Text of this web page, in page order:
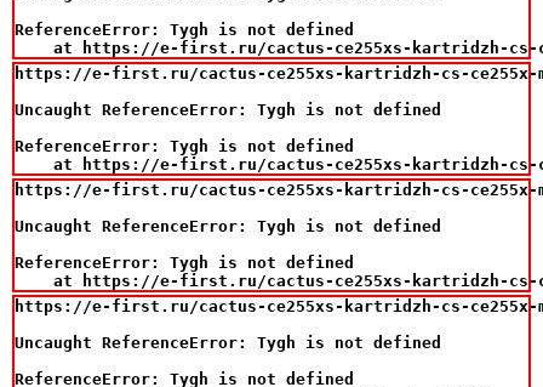
ReferenceError: Tygh is not defined
at https://e-first.ru/cactus-ce255xs-kartridzh-
https://e-first.ru/cactus-ce255xs-kartridzh-cs-ce255x-
Uncaught ReferenceError: Tygh is not defined
ReferenceError: Tygh is not defined
at https://e-first.ru/cactus-ce255xs-kartridzh-
https://e-first.ru/cactus-ce255xs-kartridzh-cs-ce255x-
Uncaught ReferenceError: Tygh is not defined
ReferenceError: Tygh is not defined
at https://e-first.ru/cactus-ce255xs-kartridzh-
https://e-first.ru/cactus-ce255xs-kartridzh-cs-ce255x-
Uncaught ReferenceError: Tygh is not defined
ReferenceError: Tygh is not defined